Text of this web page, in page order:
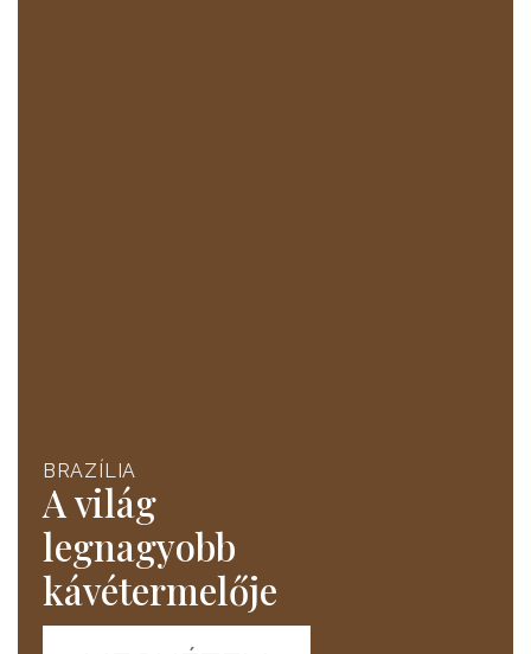
BRAZÍLIA
A világ
legnagyobb
kávétermelője